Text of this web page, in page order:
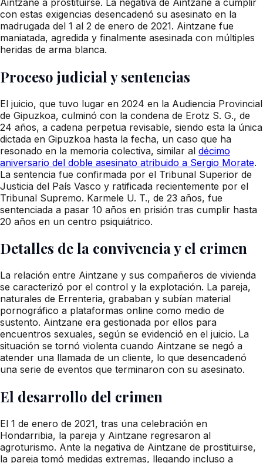
con estas exigencias desencadenó su asesinato en la
madrugada del 1 al 2 de enero de 2021. Aintzane fue
maniatada, agredida y finalmente asesinada con múltiples
heridas de arma blanca.
Proceso judicial y sentencias
El juicio, que tuvo lugar en 2024 en la Audiencia Provincial
de Gipuzkoa, culminó con la condena de Erotz S. G., de
24 años, a cadena perpetua revisable, siendo esta la única
dictada en Gipuzkoa hasta la fecha, un caso que ha
resonado en la memoria colectiva, similar al décimo
aniversario del doble asesinato atribuido a Sergio Morate.
La sentencia fue confirmada por el Tribunal Superior de
Justicia del País Vasco y ratificada recientemente por el
Tribunal Supremo. Karmele U. T., de 23 años, fue
sentenciada a pasar 10 años en prisión tras cumplir hasta
20 años en un centro psiquiátrico.
Detalles de la convivencia y el crimen
La relación entre Aintzane y sus compañeros de vivienda
se caracterizó por el control y la explotación. La pareja,
naturales de Errenteria, grababan y subían material
pornográfico a plataformas online como medio de
sustento. Aintzane era gestionada por ellos para
encuentros sexuales, según se evidenció en el juicio. La
situación se tornó violenta cuando Aintzane se negó a
atender una llamada de un cliente, lo que desencadenó
una serie de eventos que terminaron con su asesinato.
El desarrollo del crimen
El 1 de enero de 2021, tras una celebración en
Hondarribia, la pareja y Aintzane regresaron al
agroturismo. Ante la negativa de Aintzane de prostituirse,
la pareja tomó medidas extremas, llegando incluso a